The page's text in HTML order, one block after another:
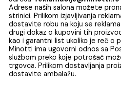
Obaveštenje o načinu i
načinu postupanja po
Potrošač reklamaciju može
za reklamacijukoji se može
adresu
Adrese naših salona možete